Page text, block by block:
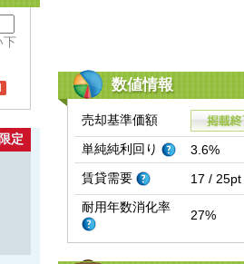
下
定
数値情報
売却基準価額
単純純利回り
3.6%
賃貸需要
17 / 25pt
耐用年数消化率
27%